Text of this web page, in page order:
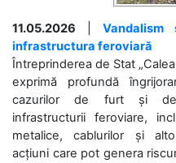
11.05.2026
infrastructura feroviară
Întreprinderea de Stat
exprimă profundă
cazurilor de furt și
infrastructurii feroviare,
metalice, cablurilor și
acțiuni care pot genera